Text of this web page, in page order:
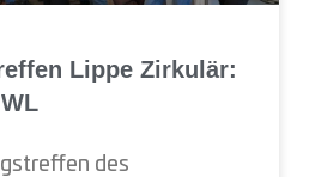
Lippe Zirkulär:
des